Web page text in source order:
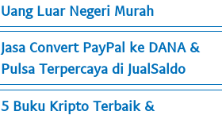
Uang Luar Negeri Murah
Jasa Convert PayPal ke DANA &
Pulsa Terpercaya di JualSaldo
5 Buku Kripto Terbaik &